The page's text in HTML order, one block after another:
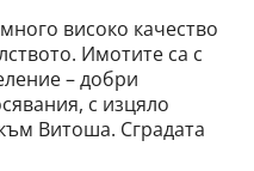
високо качество
Имотите са с
– добри
с изцяло
Витоша. Сградата